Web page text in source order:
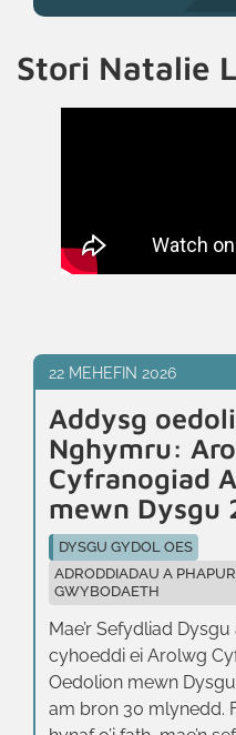
Stori Natalie
22 MEHEFIN 2026
Addysg
Nghymru:
Cyfranogiad
mewn Dysgu
DYSGU GYDOL OES
ADRODDIADAU A
GWYBODAETH
Mae’r Sefydliad
cyhoeddi ei Arolwg
Oedolion mewn
am bron 30 mlynedd.